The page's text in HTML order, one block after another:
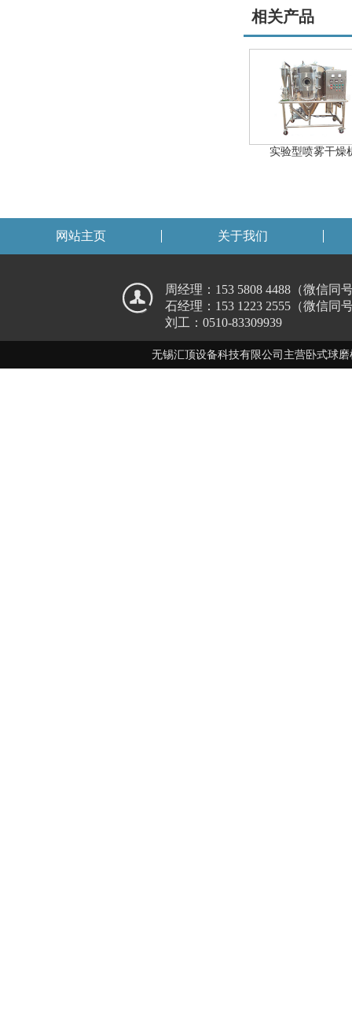
相关产品
实验型喷雾干燥
网站主页 关于我们
周经理：153 5808 4488（微信同
石经理：153 1223 2555（微信同
刘工：0510-83309939
无锡汇顶设备科技有限公司主营卧式